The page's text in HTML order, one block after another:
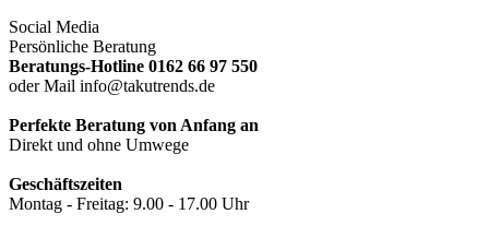
Social Media
Persönliche Beratung
Beratungs-Hotline 0162 66 97 550
oder Mail info@takutrends.de
Perfekte Beratung von Anfang an
Direkt und ohne Umwege
Geschäftszeiten
Montag - Freitag: 9.00 - 17.00 Uhr